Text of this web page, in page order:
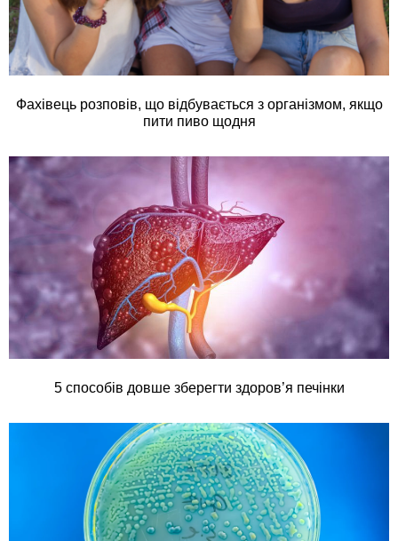
Фахівець розповів, що відбувається з організмом, якщо
пити пиво щодня
5 способів довше зберегти здоров’я печінки